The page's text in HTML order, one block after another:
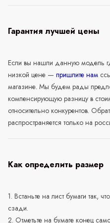
Гарантия лучшей цены
Если вы нашли данную модель
низкой цене — пришлите нам
магазине. Мы будем рады
компенсирующую разницу в
относительно конкурентов.
распространяется только на
Как определить размер
1. Встаньте на лист бумаги так,
сзади.
2. Отметьте на бумаге конец